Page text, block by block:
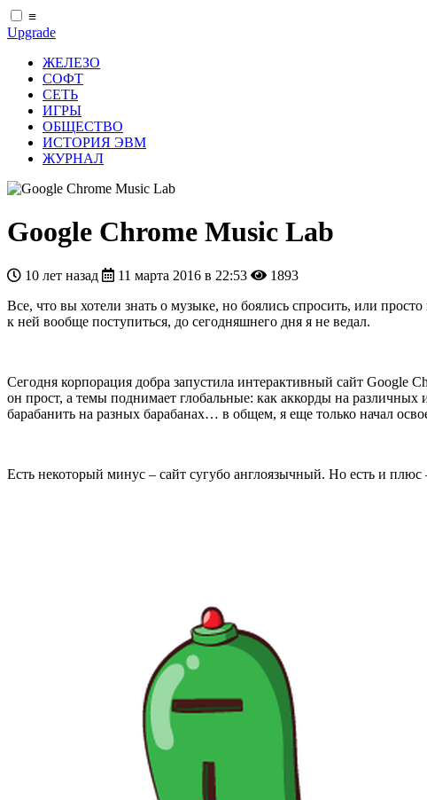
≡
Upgrade
ЖЕЛЕЗО
СОФТ
СЕТЬ
ИГРЫ
ОБЩЕСТВО
ИСТОРИЯ ЭВМ
ЖУРНАЛ
Google Chrome Music Lab
10 лет назад 11 марта 2016 в 22:53
1893
Все, что вы хотели знать о музыке, но боялись спросить, или
к ней вообще поступиться, до сегодняшнего дня я не ведал.
Сегодня корпорация добра запустила интерактивный сайт Google
он прост, а темы поднимает глобальные: как аккорды на
барабанить на разных барабанах… в общем, я еще только начал
Есть некоторый минус – сайт сугубо англоязычный. Но есть и